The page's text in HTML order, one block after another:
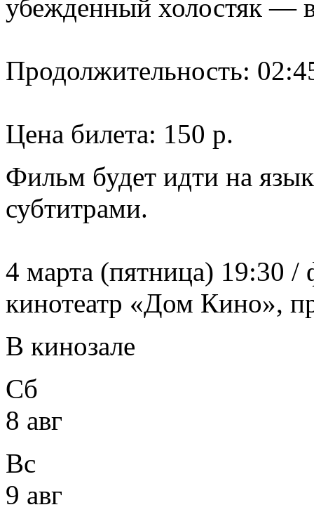
убежденный холостяк —
Продолжительность:
Цена билета: 150 р.
Фильм будет идти на
субтитрами.
4 марта (пятница) 19:30
кинотеатр «Дом Кино»,
В кинозале
Сб
8 авг
Вс
9 авг